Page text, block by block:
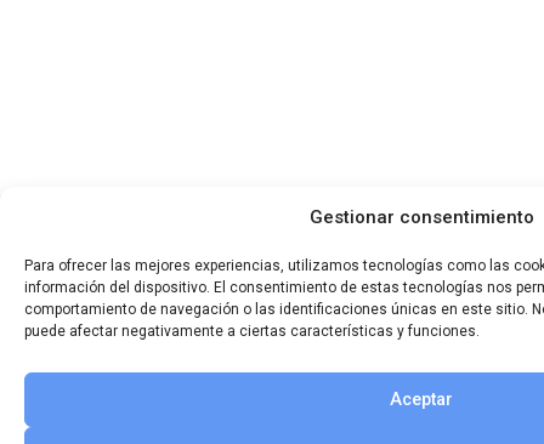
Gestionar consentimiento
Para ofrecer las mejores experiencias, utilizamos tecnologías como las
información del dispositivo. El consentimiento de estas tecnologías nos
comportamiento de navegación o las identificaciones únicas en este sitio.
puede afectar negativamente a ciertas características y funciones.
Aceptar